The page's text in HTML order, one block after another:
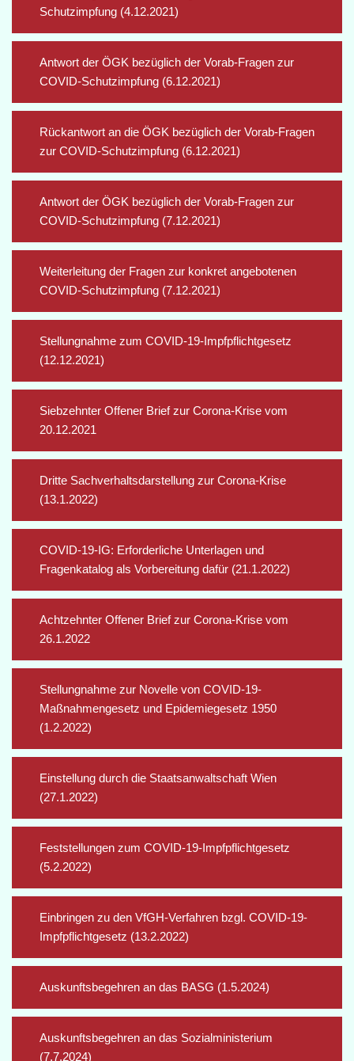
Schutzimpfung (4.12.2021)
Antwort der ÖGK bezüglich der Vorab-Fragen zur
COVID-Schutzimpfung (6.12.2021)
Rückantwort an die ÖGK bezüglich der Vorab-Fragen
zur COVID-Schutzimpfung (6.12.2021)
Antwort der ÖGK bezüglich der Vorab-Fragen zur
COVID-Schutzimpfung (7.12.2021)
Weiterleitung der Fragen zur konkret angebotenen
COVID-Schutzimpfung (7.12.2021)
Stellungnahme zum COVID-19-Impfpflichtgesetz
(12.12.2021)
Siebzehnter Offener Brief zur Corona-Krise vom
20.12.2021
Dritte Sachverhaltsdarstellung zur Corona-Krise
(13.1.2022)
COVID-19-IG: Erforderliche Unterlagen und
Fragenkatalog als Vorbereitung dafür (21.1.2022)
Achtzehnter Offener Brief zur Corona-Krise vom
26.1.2022
Stellungnahme zur Novelle von COVID-19-
Maßnahmengesetz und Epidemiegesetz 1950
(1.2.2022)
Einstellung durch die Staatsanwaltschaft Wien
(27.1.2022)
Feststellungen zum COVID-19-Impfpflichtgesetz
(5.2.2022)
Einbringen zu den VfGH-Verfahren bzgl. COVID-19-
Impfpflichtgesetz (13.2.2022)
Auskunftsbegehren an das BASG (1.5.2024)
Auskunftsbegehren an das Sozialministerium
(7.7.2024)